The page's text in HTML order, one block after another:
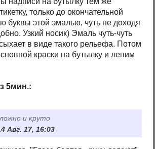
только до окончательной
буквы этой эмалью, чуть не доходя
Узкий носик) Эмаль чуть-чуть
в виде такого рельефа. Потом
краски на бутылку и лепим
5мин.:
и круто
Авг. 17, 16:03